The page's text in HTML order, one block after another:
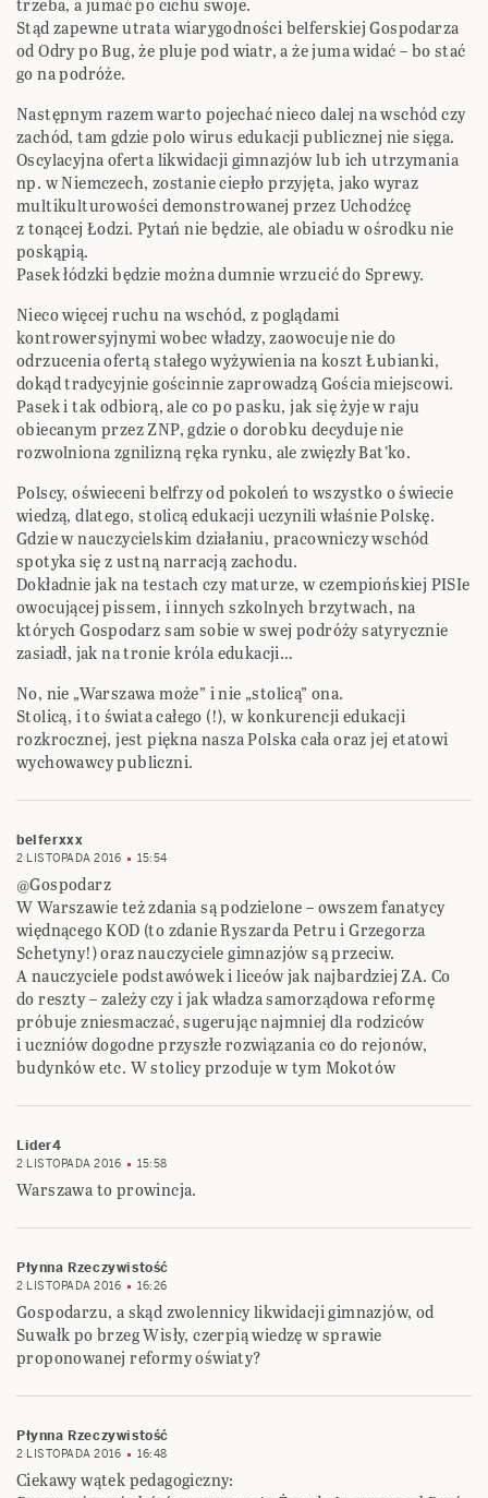
trzeba, a jumać po cichu swoje.
Stąd zapewne utrata wiarygodności belferskiej Gospodarza
od Odry po Bug, że pluje pod wiatr, a że juma widać – bo stać
go na podróże.
Następnym razem warto pojechać nieco dalej na wschód czy
zachód, tam gdzie polo wirus edukacji publicznej nie sięga.
Oscylacyjna oferta likwidacji gimnazjów lub ich utrzymania
np. w Niemczech, zostanie ciepło przyjęta, jako wyraz
multikulturowości demonstrowanej przez Uchodźcę
z tonącej Łodzi. Pytań nie będzie, ale obiadu w ośrodku nie
poskąpią.
Pasek łódzki będzie można dumnie wrzucić do Sprewy.
Nieco więcej ruchu na wschód, z poglądami
kontrowersyjnymi wobec władzy, zaowocuje nie do
odrzucenia ofertą stałego wyżywienia na koszt Łubianki,
dokąd tradycyjnie gościnnie zaprowadzą Gościa miejscowi.
Pasek i tak odbiorą, ale co po pasku, jak się żyje w raju
obiecanym przez ZNP, gdzie o dorobku decyduje nie
rozwolniona zgnilizną ręka rynku, ale zwięzły Bat’ko.
Polscy, oświeceni belfrzy od pokoleń to wszystko o świecie
wiedzą, dlatego, stolicą edukacji uczynili właśnie Polskę.
Gdzie w nauczycielskim działaniu, pracowniczy wschód
spotyka się z ustną narracją zachodu.
Dokładnie jak na testach czy maturze, w czempiońskiej PISIe
owocującej pissem, i innych szkolnych brzytwach, na
których Gospodarz sam sobie w swej podróży satyrycznie
zasiadł, jak na tronie króla edukacji…
No, nie „Warszawa może” i nie „stolicą” ona.
Stolicą, i to świata całego (!), w konkurencji edukacji
rozkrocznej, jest piękna nasza Polska cała oraz jej etatowi
wychowawcy publiczni.
belferxxx
2 LISTOPADA 2016 15:54
@Gospodarz
W Warszawie też zdania są podzielone – owszem fanatycy
więdnącego KOD (to zdanie Ryszarda Petru i Grzegorza
Schetyny!) oraz nauczyciele gimnazjów są przeciw.
A nauczyciele podstawówek i liceów jak najbardziej ZA. Co
do reszty – zależy czy i jak władza samorządowa reformę
próbuje zniesmaczać, sugerując najmniej dla rodziców
i uczniów dogodne przyszłe rozwiązania co do rejonów,
budynków etc. W stolicy przoduje w tym Mokotów
Lider4
2 LISTOPADA 2016 15:58
Warszawa to prowincja.
Płynna Rzeczywistość
2 LISTOPADA 2016 16:26
Gospodarzu, a skąd zwolennicy likwidacji gimnazjów, od
Suwałk po brzeg Wisły, czerpią wiedzę w sprawie
proponowanej reformy oświaty?
Płynna Rzeczywistość
2 LISTOPADA 2016 16:48
Ciekawy wątek pedagogiczny: